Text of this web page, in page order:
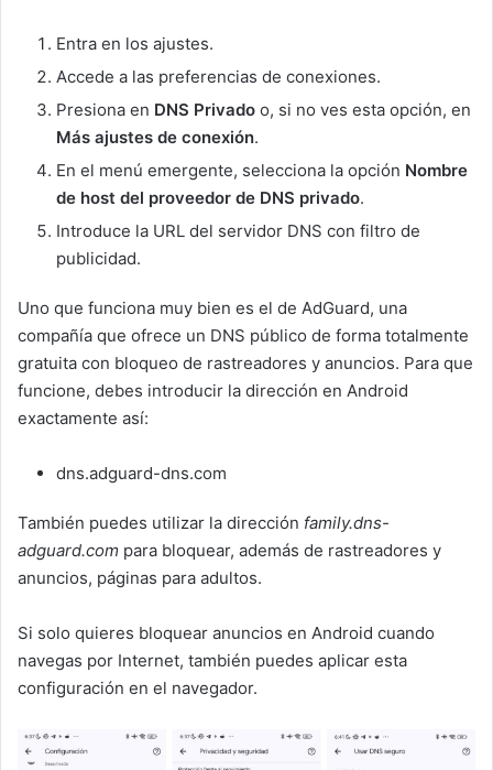
Entra en los ajustes.
Accede a las preferencias de conexiones.
Presiona en DNS Privado o, si no ves esta opción, en
Más ajustes de conexión.
En el menú emergente, selecciona la opción Nombre
de host del proveedor de DNS privado.
Introduce la URL del servidor DNS con filtro de
publicidad.
Uno que funciona muy bien es el de AdGuard, una
compañía que ofrece un DNS público de forma totalmente
gratuita con bloqueo de rastreadores y anuncios. Para que
funcione, debes introducir la dirección en Android
exactamente así:
dns.adguard-dns.com
También puedes utilizar la dirección family.dns-
adguard.com para bloquear, además de rastreadores y
anuncios, páginas para adultos.
Si solo quieres bloquear anuncios en Android cuando
navegas por Internet, también puedes aplicar esta
configuración en el navegador.